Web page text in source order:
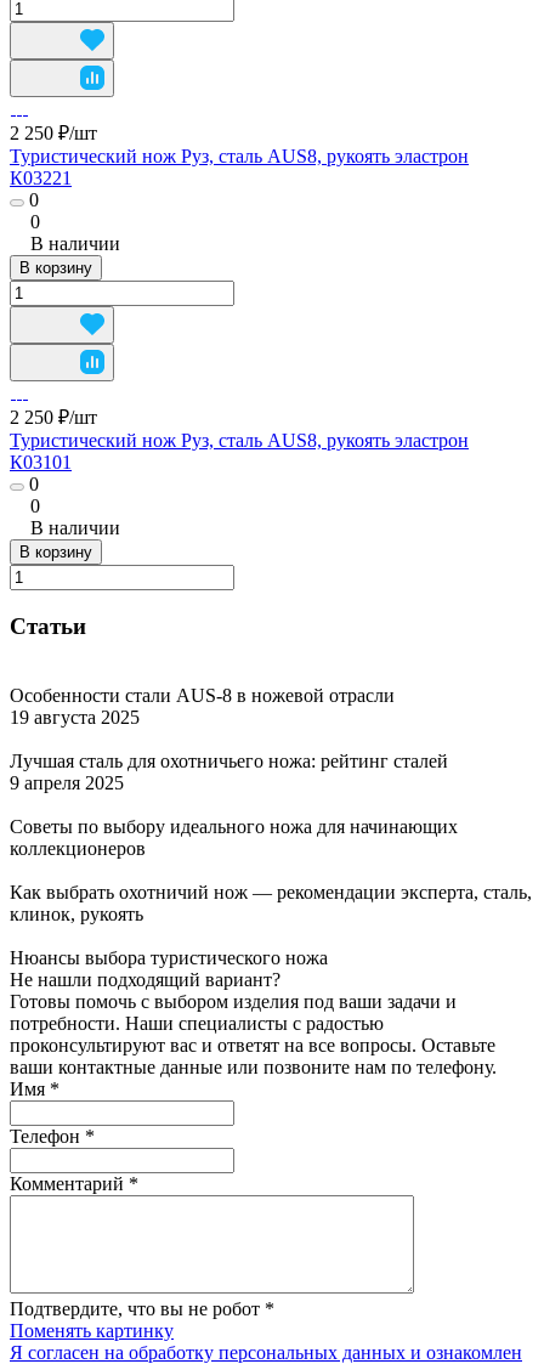
2 250 ₽/шт
Туристический нож Руз, сталь AUS8, рукоять эластрон
К03221
0
0
В наличии
В корзину
2 250 ₽/шт
Туристический нож Руз, сталь AUS8, рукоять эластрон
К03101
0
0
В наличии
В корзину
Статьи
Особенности стали AUS-8 в ножевой отрасли
19 августа 2025
Лучшая сталь для охотничьего ножа: рейтинг сталей
9 апреля 2025
Советы по выбору идеального ножа для начинающих
коллекционеров
Как выбрать охотничий нож — рекомендации эксперта, сталь,
клинок, рукоять
Нюансы выбора туристического ножа
Не нашли подходящий вариант?
Готовы помочь с выбором изделия под ваши задачи и
потребности. Наши специалисты с радостью
проконсультируют вас и ответят на все вопросы. Оставьте
ваши контактные данные или позвоните нам по телефону.
Имя *
Телефон *
Комментарий *
Подтвердите, что вы не робот *
Поменять картинку
Я согласен на обработку персональных данных и ознакомлен